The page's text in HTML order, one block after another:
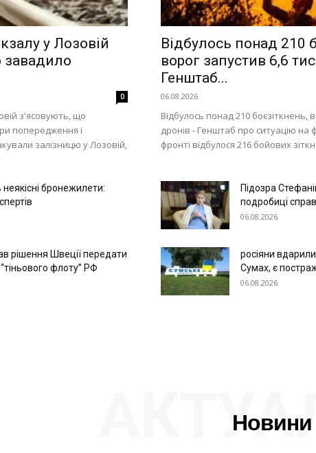
у Лозовій
завадило
0
з'ясовують, що
попередження і
залізницю у Лозовій,
Відбулось понад 210
ворог запустив 6,6
Генштаб...
06.08.2026
Відбулось понад 210 боєзіткнень,
дронів - Генштаб про ситуацію на
фронті відбулося 216 бойових
бронежилети:
Підозра
подробиці
06.08.2026
рішення Швеції передати
флоту” РФ
росіяни
Сумах, є
06.08.2026
Новини